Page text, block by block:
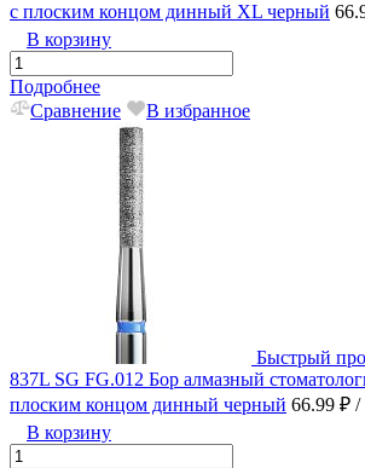
с плоским концом динный XL черный
В корзину
Подробнее
Сравнение
В избранное
Быстрый
837L SG FG.012 Бор алмазный
плоским концом динный черный 66.99 ₽ /
В корзину